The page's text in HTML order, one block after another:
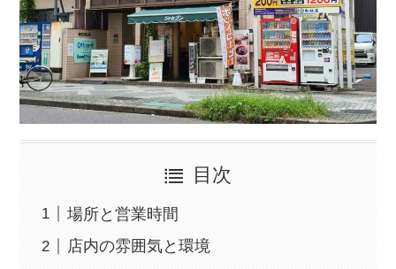
目次
場所と営業時間
店内の雰囲気と環境